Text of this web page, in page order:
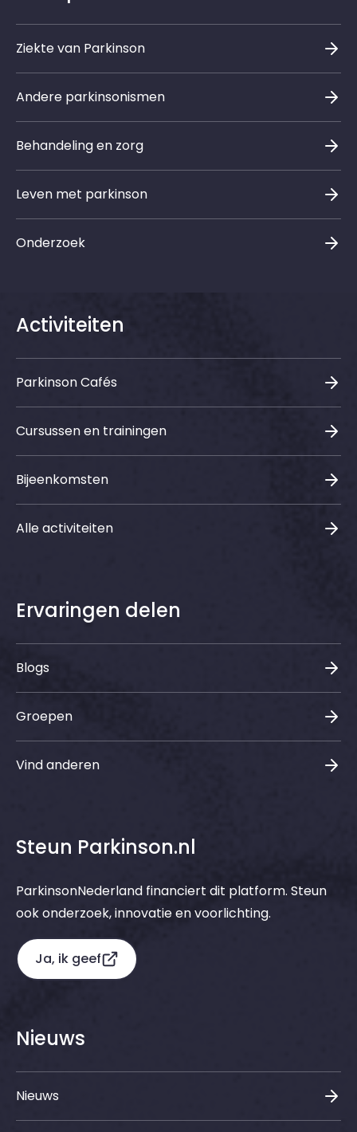
Ziekte van Parkinson
Andere parkinsonismen
Behandeling en zorg
Leven met parkinson
Onderzoek
Activiteiten
Parkinson Cafés
Cursussen en trainingen
Bijeenkomsten
Alle activiteiten
Ervaringen delen
Blogs
Groepen
Vind anderen
Steun Parkinson.nl
ParkinsonNederland financiert dit platform. Steun
ook onderzoek, innovatie en voorlichting.
Ja, ik geef
Nieuws
Nieuws